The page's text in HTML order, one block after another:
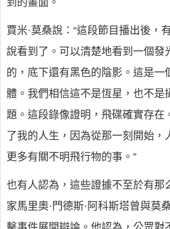
賈米·莫桑說：“這段節目播出後，
說看到了。可以清楚地看到一個發
的，底下還有黑色的陰影。這是一
體。我們相信這不是恆星，也不是
題。這段錄像證明，飛碟確實存在
了我的人生，因為從那一刻開始，
更多有關不明飛行物的事。”
也有人認為，這些證據不至於有那
家馬里奧·門德斯·阿科斯塔曾與莫